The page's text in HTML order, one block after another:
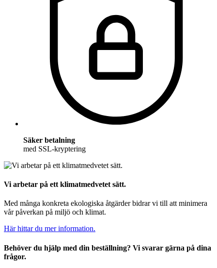
Säker betalning
med SSL-kryptering
Vi arbetar på ett klimatmedvetet sätt.
Med många konkreta ekologiska åtgärder bidrar vi till att minimera
vår påverkan på miljö och klimat.
Här hittar du mer information.
Behöver du hjälp med din beställning? Vi svarar gärna på dina
frågor.